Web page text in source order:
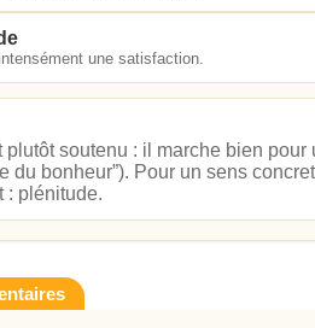
une satisfaction.
plutôt soutenu : il marche bien
du bonheur”). Pour un sens concret
: plénitude.